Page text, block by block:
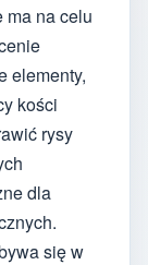
ma na celu
elementy,
kości
rysy
dla
się w